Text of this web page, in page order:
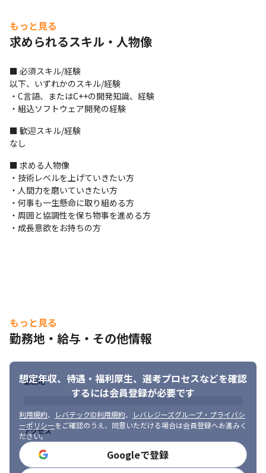
もっと見る
求められるスキル・人物像
■ 必須スキル/経験
以下、いずれかのスキル/経験
・C言語、またはC++の開発知識、経験
・組込ソフトウェア開発の経験
■ 歓迎スキル/経験
なし
■ 求める人物像
・技術レベルを上げていきたい方
・人間力を磨いていきたい方
・何事も一生懸命に取り組める方
・周囲と協調性を保ち物事を進める方
・成長意欲をお持ちの方
もっと見る
勤務地・給与・その他情報
想定年収、待遇・福利厚生、 選考プロセスなどを確認
するには会員登録が必要です
利用規約、 レバテックID利用規約、
レバレジーズグループ・プライバシ
ーポリシーをご確認のうえ、同意いただける場合は会員登録へお進みく
ださい。
Googleで登録
勤務地
アクセス